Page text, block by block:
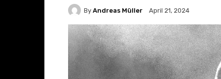
By Andreas Müller April 21, 2024